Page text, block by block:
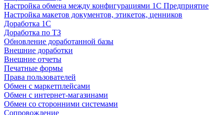
Настройка обмена между конфигурациями 1С Предприятие
Настройка макетов документов, этикеток, ценников
Доработка 1С
Доработка по ТЗ
Обновление доработанной базы
Внешние доработки
Внешние отчеты
Печатные формы
Права пользователей
Обмен с маркетплейсами
Обмен с интернет-магазинами
Обмен со сторонними системами
Сопровождение